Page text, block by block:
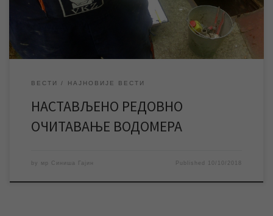
је редовно очитавање водомера корисника услуга ЈКП […]
ВЕСТИ НАЈНОВИЈЕ ВЕСТИ
НАСТАВЉЕНО РЕДОВНО
ОЧИТАВАЊЕ ВОДОМЕРА
by мр Синиша Гајин Published 10/10/2018